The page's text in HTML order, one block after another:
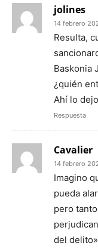
jolines
14 febrero
Resulta,
Baskonia
¿quién
Ahí lo
Respuesta
Cavalier
14 febrero
Imagino
pueda
pero
del